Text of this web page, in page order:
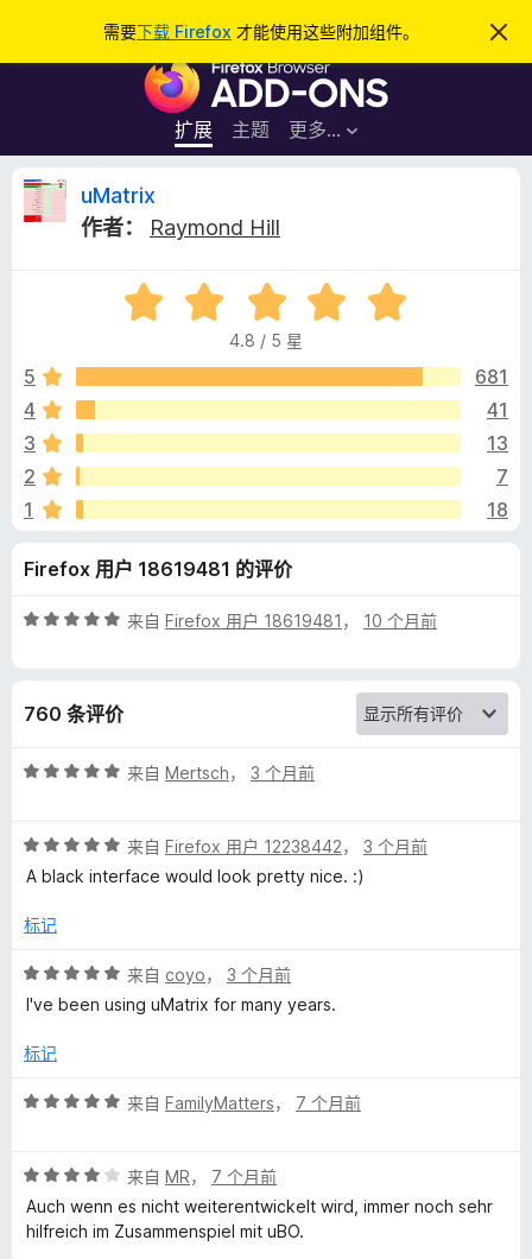
需要下载 Firefox 才能使用这些附加组件。
忽
此
F
r
e
x
览
器
附
加
件
扩展 主题 更多…
登录
u
t
r
i
x
的
价
uMatrix
作者：
Raymond Hill
评
分
.
/
4.8 / 5 星
5
681
4
41
3
13
2
7
1
18
Firefox 用户 18619481 的评价
评
5
来自 Firefox 用户 18619481 ， 10 个月前
760 条评价
评
/
5
来自 Mertsch， 3 个月前
评
分
/
来自 Firefox 用户 12238442， 3 个月前
A black interface would look pretty nice. :)
标记
评
分
/
来自 coyo， 3 个月前
I've been using uMatrix for many years.
标记
评
/
5
来自 FamilyMatters， 7 个月前
评
分
4
来自 MR， 7 个月前
Auch wenn es nicht weiterentwickelt wird, immer noch sehr
hilfreich im Zusammenspiel mit uBO.